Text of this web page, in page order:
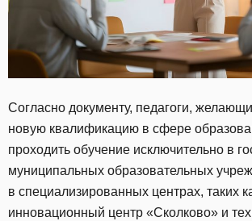
Согласно документу, педагоги,
новую квалификацию в сфере
проходить обучение исключительно в
муниципальных образовательных
в специализированных центрах, таких
инновационный центр «Сколково» и